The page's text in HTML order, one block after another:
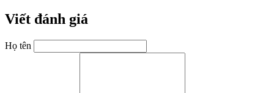
Viết đánh giá
Họ tên